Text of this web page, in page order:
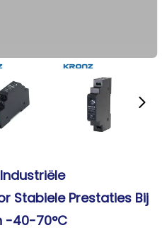
Stabiele Prestaties Bij
-40-70°C